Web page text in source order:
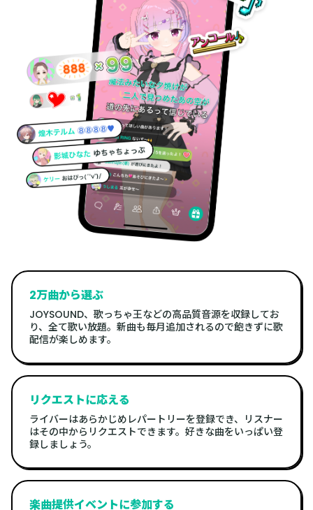
2万曲から選ぶ
JOYSOUND、歌っちゃ王などの高品質音源を収録してお
り、全て歌い放題。新曲も毎月追加されるので飽きずに歌
配信が楽しめます。
リクエストに応える
ライバーはあらかじめレパートリーを登録でき、リスナー
はその中からリクエストできます。好きな曲をいっぱい登
録しましょう。
楽曲提供イベントに参加する